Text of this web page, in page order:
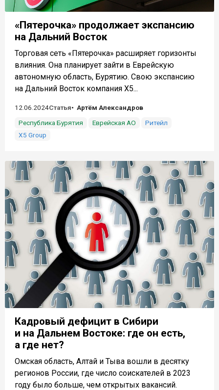
«Пятерочка» продолжает экспансию
на Дальний Восток
Торговая сеть «Пятерочка» расширяет горизонты
влияния. Она планирует зайти в Еврейскую
автономную область, Бурятию. Свою экспансию
на Дальний Восток компания X5...
12.06.2024Статья
Артём Александров
Республика Бурятия
Еврейская АО
Ритейл
X5 Group
Кадровый дефицит в Сибири
и на Дальнем Востоке: где он есть,
а где нет?
Омская область, Алтай и Тыва вошли в десятку
регионов России, где число соискателей в 2023
году было больше, чем открытых вакансий.